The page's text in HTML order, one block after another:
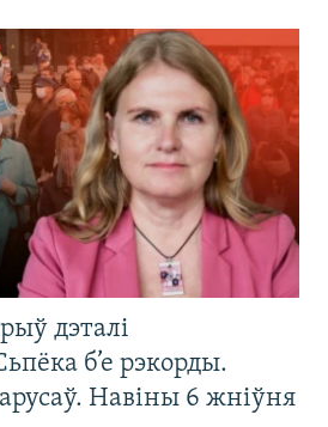
дэталі
б’е рэкорды.
Навіны 6 жніўня